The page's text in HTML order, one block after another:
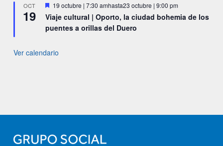
OCT
19
Destacado
19 octubre | 7:30 amhasta23 octubre | 9:00 pm
Viaje cultural | Oporto, la ciudad bohemia de los
puentes a orillas del Duero
Ver calendario